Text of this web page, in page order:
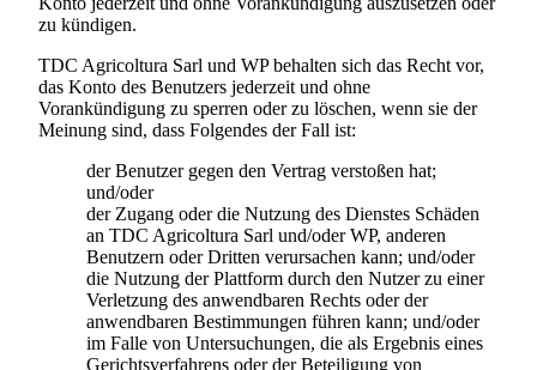
zu kündigen.
TDC Agricoltura Sarl und WP behalten sich das Recht vor,
das Konto des Benutzers jederzeit und ohne
Vorankündigung zu sperren oder zu löschen, wenn sie der
Meinung sind, dass Folgendes der Fall ist:
der Benutzer gegen den Vertrag verstoßen hat;
und/oder
der Zugang oder die Nutzung des Dienstes Schäden
an TDC Agricoltura Sarl und/oder WP, anderen
Benutzern oder Dritten verursachen kann; und/oder
die Nutzung der Plattform durch den Nutzer zu einer
Verletzung des anwendbaren Rechts oder der
anwendbaren Bestimmungen führen kann; und/oder
im Falle von Untersuchungen, die als Ergebnis eines
Gerichtsverfahrens oder der Beteiligung von